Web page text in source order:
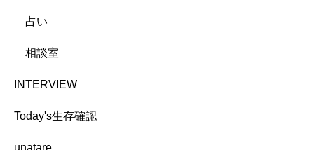
占い
相談室
INTERVIEW
Today's生存確認